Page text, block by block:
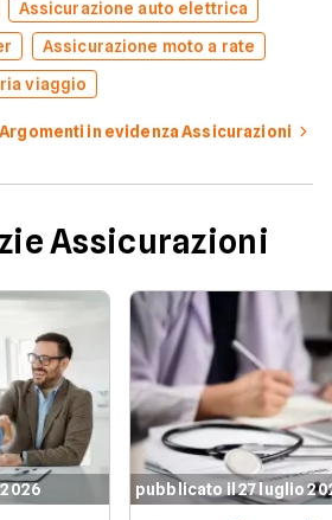
Assicurazione auto elettrica
Assicurazione moto a rate
viaggio
Argomenti in evidenza Assicurazioni
Assicurazioni
pubblicato il 27 luglio